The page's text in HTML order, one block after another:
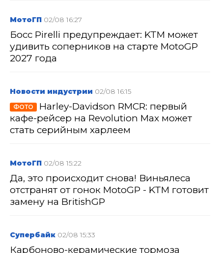
МотоГП 02/08 16:27
Босс Pirelli предупреждает: KTM может
удивить соперников на старте MotoGP
2027 года
Новости индустрии 02/08 16:15
ФОТО
Harley-Davidson RMCR: первый
кафе-рейсер на Revolution Max может
стать серийным харлеем
МотоГП 02/08 15:22
Да, это происходит снова! Виньялеса
отстранят от гонок MotoGP - KTM готовит
замену на BritishGP
Супербайк 02/08 15:33
Карбоново-керамические тормоза